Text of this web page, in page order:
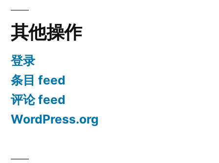
其他操作
登录
条目 feed
评论 feed
WordPress.org